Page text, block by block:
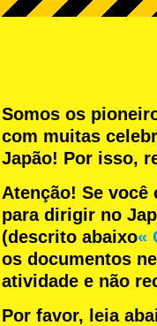
Somos os
com muitas
Japão! Por isso,
Atenção! Se
para dirigir no
(descrito abaixo«
os documentos
atividade e não
Por favor, leia